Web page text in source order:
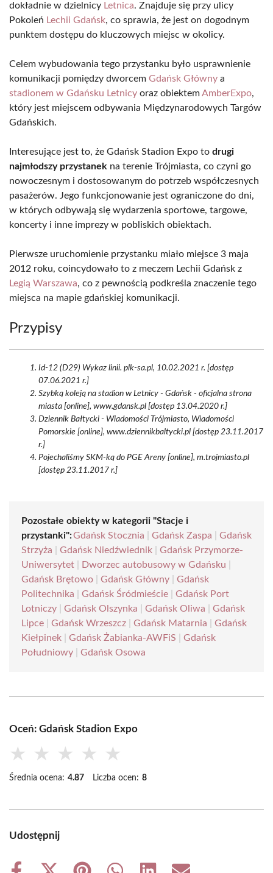
dokładnie w dzielnicy Letnica. Znajduje się przy ulicy
Pokoleń Lechii Gdańsk, co sprawia, że jest on dogodnym
punktem dostępu do kluczowych miejsc w okolicy.
Celem wybudowania tego przystanku było usprawnienie
komunikacji pomiędzy dworcem Gdańsk Główny a
stadionem w Gdańsku Letnicy oraz obiektemAmberExpo,
który jest miejscem odbywania Międzynarodowych Targów
Gdańskich.
Interesujące jest to, że Gdańsk Stadion Expo to drugi
najmłodszy przystanek na terenie Trójmiasta, co czyni go
nowoczesnym i dostosowanym do potrzeb współczesnych
pasażerów. Jego funkcjonowanie jest ograniczone do dni,
w których odbywają się wydarzenia sportowe, targowe,
koncerty i inne imprezy w pobliskich obiektach.
Pierwsze uruchomienie przystanku miało miejsce 3 maja
2012 roku, coincydowało to z meczem Lechii Gdańsk z
Legią Warszawa, co z pewnością podkreśla znaczenie tego
miejsca na mapie gdańskiej komunikacji.
Przypisy
Id-12 (D29) Wykaz linii. plk-sa.pl, 10.02.2021 r. [dostęp
07.06.2021 r.]
Szybką koleją na stadion w Letnicy - Gdańsk - oficjalna strona
miasta [online], www.gdansk.pl [dostęp 13.04.2020 r.]
Dziennik Bałtycki - Wiadomości Trójmiasto, Wiadomości
Pomorskie [online], www.dziennikbaltycki.pl [dostęp 23.11.2017
r.]
Pojechaliśmy SKM-ką do PGE Areny [online], m.trojmiasto.pl
[dostęp 23.11.2017 r.]
Pozostałe obiekty w kategorii "Stacje i
przystanki":Gdańsk Stocznia Gdańsk Zaspa
Gdańsk
Strzyża
Gdańsk Niedźwiednik
Gdańsk Przymorze-
Uniwersytet
Dworzec autobusowy w Gdańsku
Gdańsk Brętowo
Gdańsk Główny
Gdańsk
Politechnika
Gdańsk Śródmieście
Gdańsk Port
Lotniczy
Gdańsk Olszynka Gdańsk Oliwa
Gdańsk
Lipce
Gdańsk Wrzeszcz Gdańsk Matarnia
Gdańsk
Kiełpinek
Gdańsk Żabianka-AWFiS
Gdańsk
Południowy
Gdańsk Osowa
Oceń: Gdańsk Stadion Expo
★ ★ ★ ★ ★
Średnia ocena: 4.87 Liczba ocen: 8
Udostępnij